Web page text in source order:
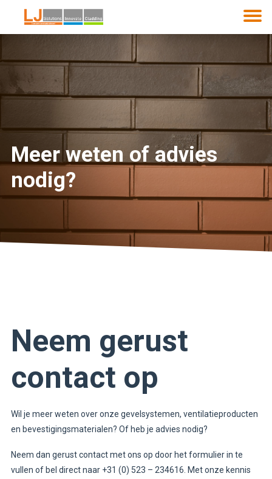
Meer weten of advies
nodig?
Neem gerust
contact op
Wil je meer weten over onze gevelsystemen, ventilatieproducten
en bevestigingsmaterialen? Of heb je advies nodig?
Neem dan gerust contact met ons op door het formulier in te
vullen of bel direct naar +31 (0) 523 – 234616 . Met onze kennis